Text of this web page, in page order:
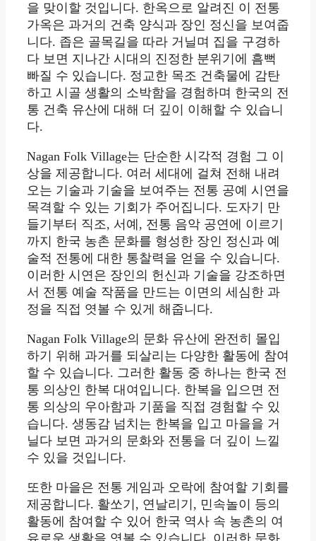
을 맞이할 것입니다. 한옥으로 알려진 이 전통
가옥은 과거의 건축 양식과 장인 정신을 보여줍
니다. 좁은 골목길을 따라 거닐며 집을 구경하
다 보면 지나간 시대의 진정한 분위기에 흠뻑
빠질 수 있습니다. 정교한 목조 건축물에 감탄
하고 시골 생활의 소박함을 경험하며 한국의 전
통 건축 유산에 대해 더 깊이 이해할 수 있습니
다.
Nagan Folk Village는 단순한 시각적 경험 그 이
상을 제공합니다. 여러 세대에 걸쳐 전해 내려
오는 기술과 기술을 보여주는 전통 공예 시연을
목격할 수 있는 기회가 주어집니다. 도자기 만
들기부터 직조, 서예, 전통 음악 공연에 이르기
까지 한국 농촌 문화를 형성한 장인 정신과 예
술적 전통에 대한 통찰력을 얻을 수 있습니다.
이러한 시연은 장인의 헌신과 기술을 강조하면
서 전통 예술 작품을 만드는 이면의 세심한 과
정을 직접 엿볼 수 있게 해줍니다.
Nagan Folk Village의 문화 유산에 완전히 몰입
하기 위해 과거를 되살리는 다양한 활동에 참여
할 수 있습니다. 그러한 활동 중 하나는 한국 전
통 의상인 한복 대여입니다. 한복을 입으면 전
통 의상의 우아함과 기품을 직접 경험할 수 있
습니다. 생동감 넘치는 한복을 입고 마을을 거
닐다 보면 과거의 문화와 전통을 더 깊이 느낄
수 있을 것입니다.
또한 마을은 전통 게임과 오락에 참여할 기회를
제공합니다. 활쏘기, 연날리기, 민속놀이 등의
활동에 참여할 수 있어 한국 역사 속 농촌의 여